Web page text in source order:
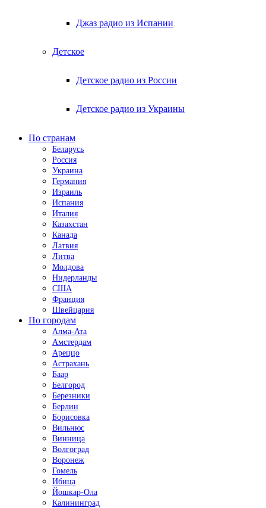
Джаз радио из Испании
Детское
Детское радио из России
Детское радио из Украины
По странам
Беларусь
Россия
Украина
Германия
Израиль
Испания
Италия
Казахстан
Канада
Латвия
Литва
Молдова
Нидерланды
США
Франция
Швейцария
По городам
Алма-Ата
Амстердам
Ареццо
Астрахань
Баар
Белгород
Березники
Берлин
Борисовка
Вильнюс
Винница
Волгоград
Воронеж
Гомель
Ибица
Йошкар-Ола
Калининград